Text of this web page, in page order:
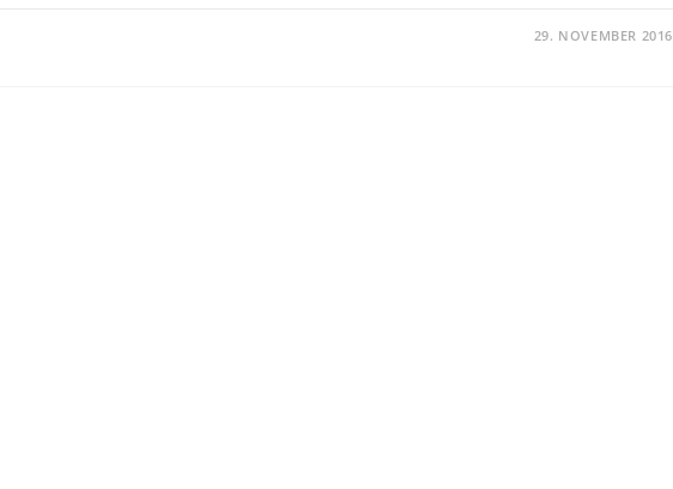
29. NOVEMBER 2016